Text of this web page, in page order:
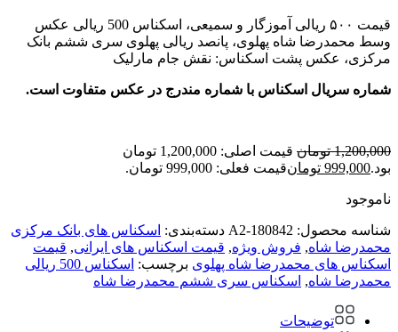
قیمت ۵۰۰ ریالی آموزگار و سمیعی، اسکناس 500 ریالی عکس
وسط محمدرضا شاه پهلوی، پانصد ریالی پهلوی سری ششم بانک
مرکزی، عکس پشت اسکناس: نقش جام مارلیک
شماره سریال اسکناس با شماره مندرج در عکس متفاوت است.
1,200,000 تومان
قیمت اصلی: 1,200,000 تومان
بود.999,000 تومانقیمت فعلی: 999,000 تومان.
ناموجود
شناسه محصول: A2-180842 دسته‌بندی: اسکناس های بانک مرکزی
محمدرضا شاه, فروش ویژه, قیمت اسکناس های ایرانی, قیمت
اسکناس های محمدرضا شاه پهلوی برچسب:
اسکناس 500 ریالی
محمدرضا شاه, اسکناس سری ششم محمدرضا شاه
توضیحات